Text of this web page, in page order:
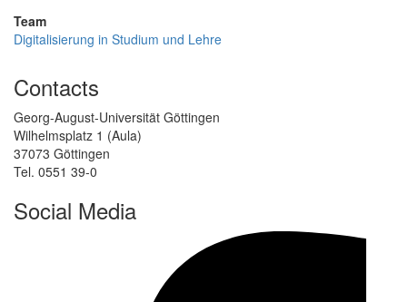
Team
Digitalisierung in Studium und Lehre
Contacts
Georg-August-Universität Göttingen
Wilhelmsplatz 1 (Aula)
37073 Göttingen
Tel. 0551 39-0
Social Media